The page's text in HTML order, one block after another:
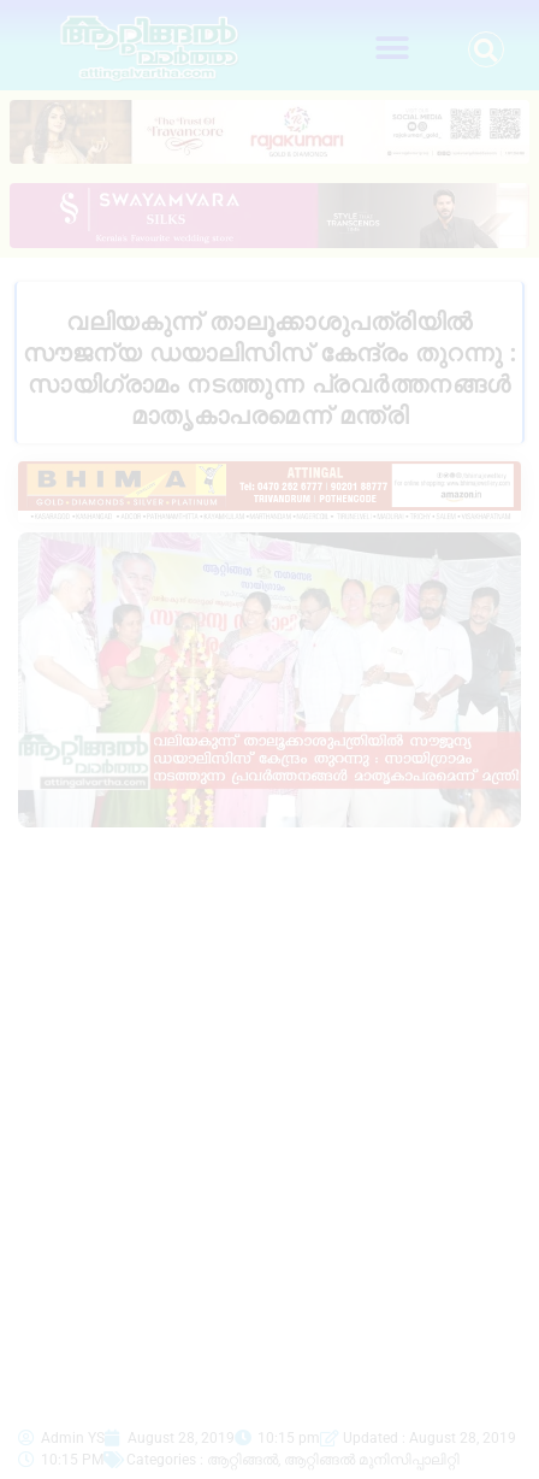
വലിയകുന്ന് താലൂക്കാശുപത്രിയിൽ
സൗജന്യ ഡയാലിസിസ് കേന്ദ്രം തുറന്നു :
സായിഗ്രാമം നടത്തുന്ന പ്രവർത്തനങ്ങൾ
മാതൃകാപരമെന്ന് മന്ത്രി
Admin YS August 28, 2019 10:15 pm
Updated : August 28, 2019
10:15 PM
Categories : ആറ്റിങ്ങൽ ആറ്റിങ്ങൽ മുനിസിപ്പാലിറ്റി